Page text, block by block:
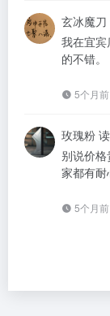
玄冰魔刀
我在宜
的不错。
5个月前
玫瑰粉
别说价
家都有耐
5个月前